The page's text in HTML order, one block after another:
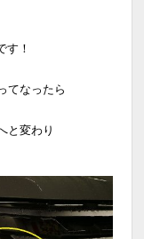
す！
てなったら
と変わり